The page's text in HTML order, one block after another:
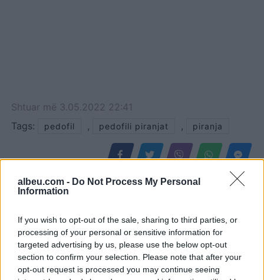
albeu.com - Do Not Process My Personal
Information
If you wish to opt-out of the sale, sharing to third parties, or
processing of your personal or sensitive information for
targeted advertising by us, please use the below opt-out
section to confirm your selection. Please note that after your
opt-out request is processed you may continue seeing
Shtuar më 3.05.2022 22:41
Tags:
pedofil , pedofili piranjat , piranja